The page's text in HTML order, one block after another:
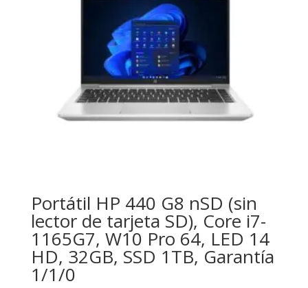
Portátil HP 440 G8 nSD (sin
lector de tarjeta SD), Core i7-
1165G7, W10 Pro 64, LED 14
HD, 32GB, SSD 1TB, Garantía
1/1/0